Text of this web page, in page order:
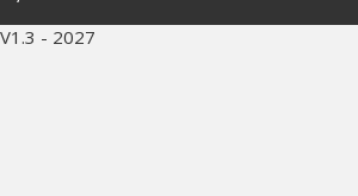
V1.3 - 2027